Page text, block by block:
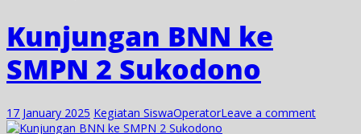
Kunjungan BNN ke
SMPN 2 Sukodono
17 January 2025 Kegiatan SiswaOperatorLeave a comment